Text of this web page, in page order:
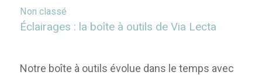
Non classé
Éclairages : la boîte à outils de Via Lecta
Notre boîte à outils évolue dans le temps avec